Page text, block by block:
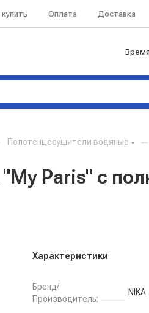
Оплата Доставка
Полотенцесушители водяные —
Paris" с
Характеристики
Бренд/
Производитель:
NIKA